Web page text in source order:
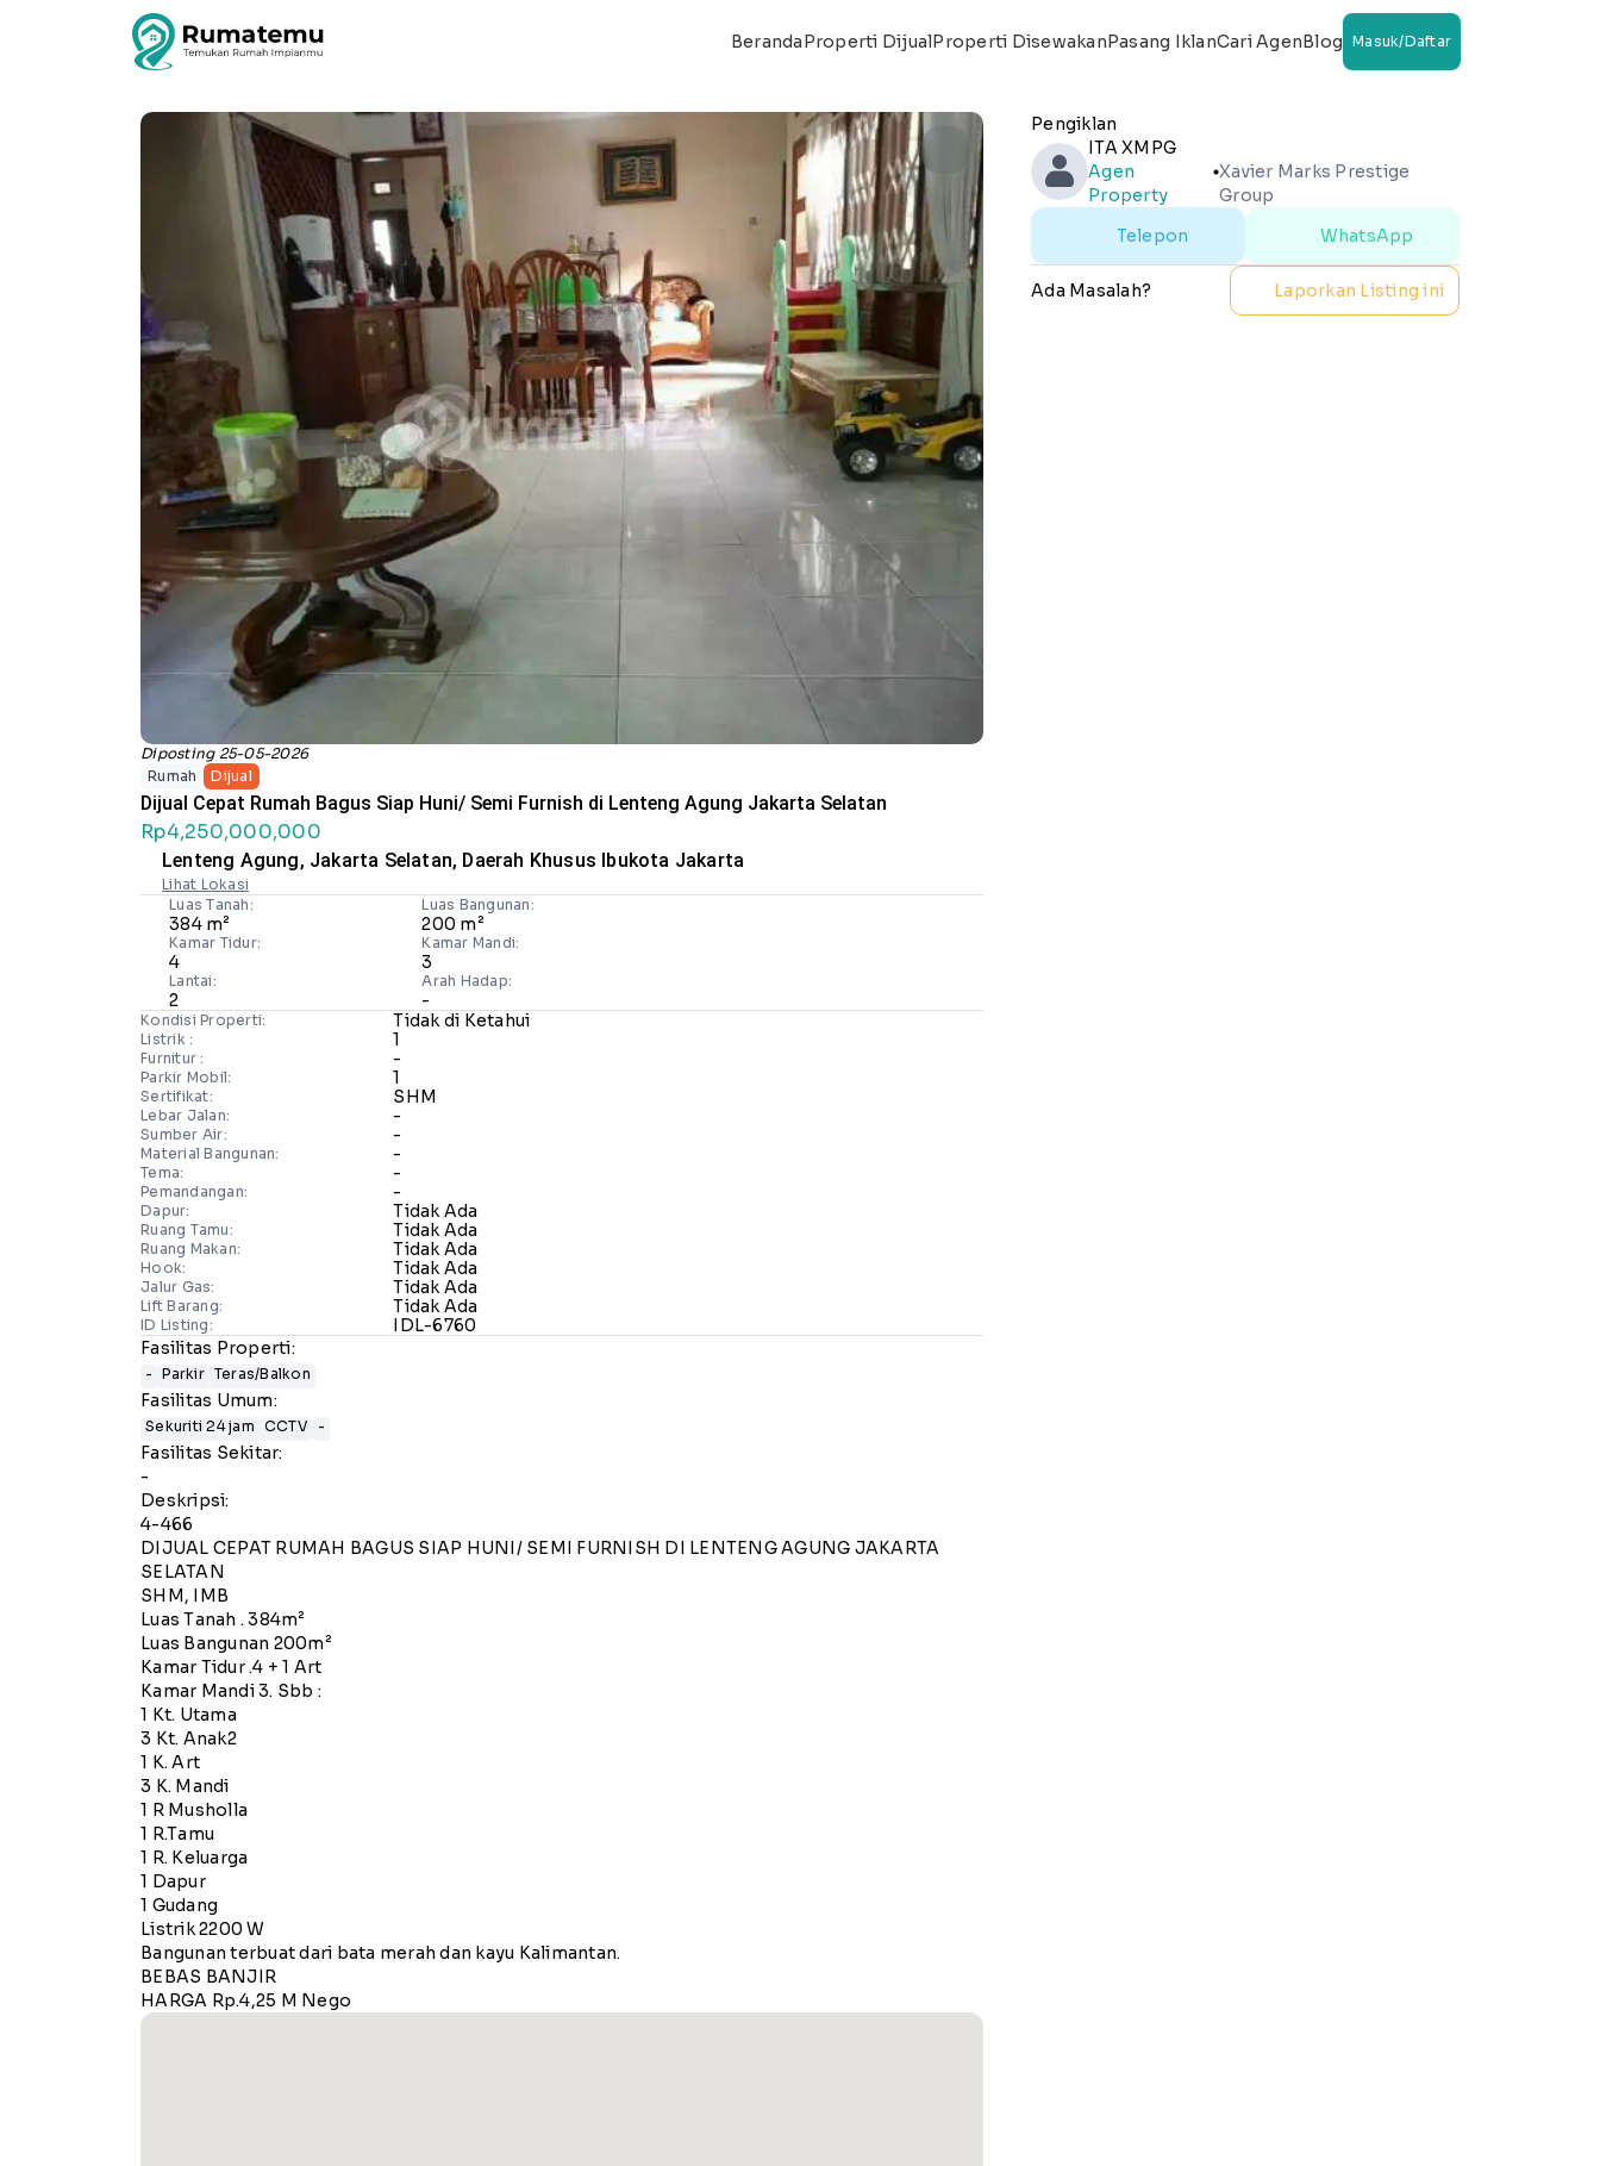
BerandaProperti DijualProperti DisewakanPasang IklanCari AgenBlog Masuk/Daftar
Diposting 25-05-2026
Rumah
Dijual
Dijual Cepat Rumah Bagus Siap Huni/ Semi Furnish di Lenteng Agung Jakarta Selatan
Rp4,250,000,000
Lenteng Agung, Jakarta Selatan, Daerah Khusus Ibukota Jakarta
Lihat Lokasi
Luas Tanah:
384 m²
Luas Bangunan:
200 m²
Kamar Tidur:
4
Kamar Mandi:
3
Lantai:
2
Arah Hadap:
-
Kondisi Properti: Tidak di Ketahui
Listrik : 1
Furnitur : -
Parkir Mobil: 1
Sertifikat: SHM
Lebar Jalan: -
Sumber Air: -
Material Bangunan: -
Tema: -
Pemandangan: -
Dapur: Tidak Ada
Ruang Tamu: Tidak Ada
Ruang Makan: Tidak Ada
Hook: Tidak Ada
Jalur Gas: Tidak Ada
Lift Barang: Tidak Ada
ID Listing:
IDL-6760
Fasilitas Properti:
- Parkir Teras/Balkon
Fasilitas Umum:
Sekuriti 24 jam CCTV -
Fasilitas Sekitar:
-
Deskripsi:
4-466
DIJUAL CEPAT RUMAH BAGUS SIAP HUNI/ SEMI FURNISH DI LENTENG AGUNG JAKARTA
SELATAN
SHM, IMB
Luas Tanah . 384m²
Luas Bangunan 200m²
Kamar Tidur .4 + 1 Art
Kamar Mandi 3. Sbb :
1 Kt. Utama
3 Kt. Anak2
1 K. Art
3 K. Mandi
1 R Musholla
1 R.Tamu
1 R. Keluarga
1 Dapur
1 Gudang
Listrik 2200 W
Bangunan terbuat dari bata merah dan kayu Kalimantan.
BEBAS BANJIR
HARGA Rp.4,25 M Nego
Pengiklan
ITA XMPG
Agen
Property
lensXavier Marks Prestige
Group
Telepon
WhatsApp
Ada Masalah? Laporkan Listing ini